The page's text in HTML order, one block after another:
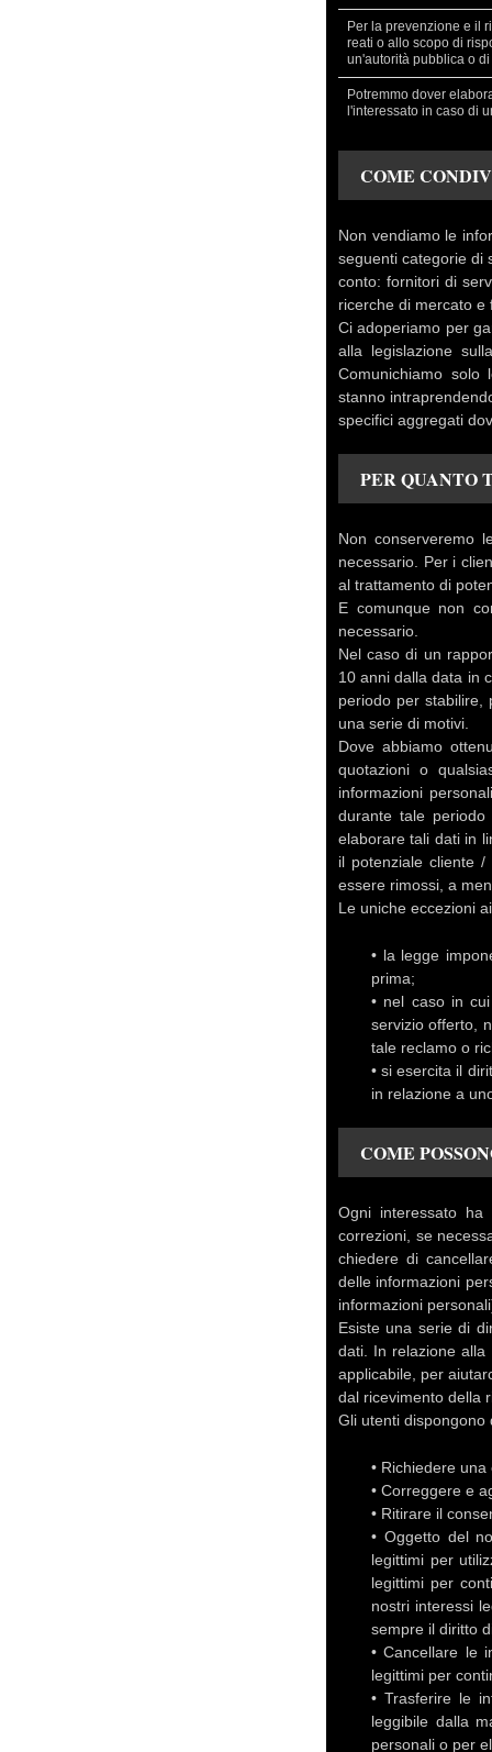
Per la prevenzione e il
reati o allo scopo di
un'autorità pubblica o
Potremmo dover
l'interessato in caso di
COME
Non vendiamo le
seguenti categorie di
conto: fornitori di
ricerche di mercato e
Ci adoperiamo per
alla legislazione
Comunichiamo solo
stanno
specifici aggregati
PER QUANTO
Non conserveremo
necessario. Per i
al trattamento di
E comunque non
necessario.
Nel caso di un
10 anni dalla data in
periodo per stabilire,
una serie di motivi.
Dove abbiamo
quotazioni o
informazioni
durante tale
elaborare tali dati in
il potenziale cliente
essere rimossi, a
Le uniche eccezioni
• la legge
prima;
• nel caso in
servizio offerto,
tale reclamo o
• si esercita il
in relazione a
COME
Ogni interessato
correzioni, se
chiedere di
delle informazioni
informazioni
Esiste una serie di
dati. In relazione alla
applicabile, per
dal ricevimento della
Gli utenti dispongono
• Richiedere
• Correggere e
• Ritirare il
• Oggetto del
legittimi per
legittimi per
nostri interessi
sempre il diritto
• Cancellare le
legittimi per
• Trasferire le
leggibile dalla
personali o per